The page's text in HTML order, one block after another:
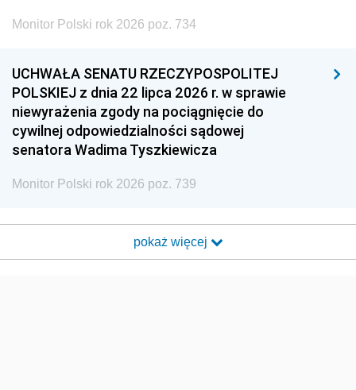
Monitor Polski rok 2026 poz. 734
UCHWAŁA SENATU RZECZYPOSPOLITEJ
POLSKIEJ z dnia 22 lipca 2026 r. w sprawie
niewyrażenia zgody na pociągnięcie do
cywilnej odpowiedzialności sądowej
senatora Wadima Tyszkiewicza
Monitor Polski rok 2026 poz. 739
pokaż więcej